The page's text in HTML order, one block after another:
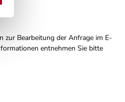
zur Bearbeitung der Anfrage im E-
entnehmen Sie bitte